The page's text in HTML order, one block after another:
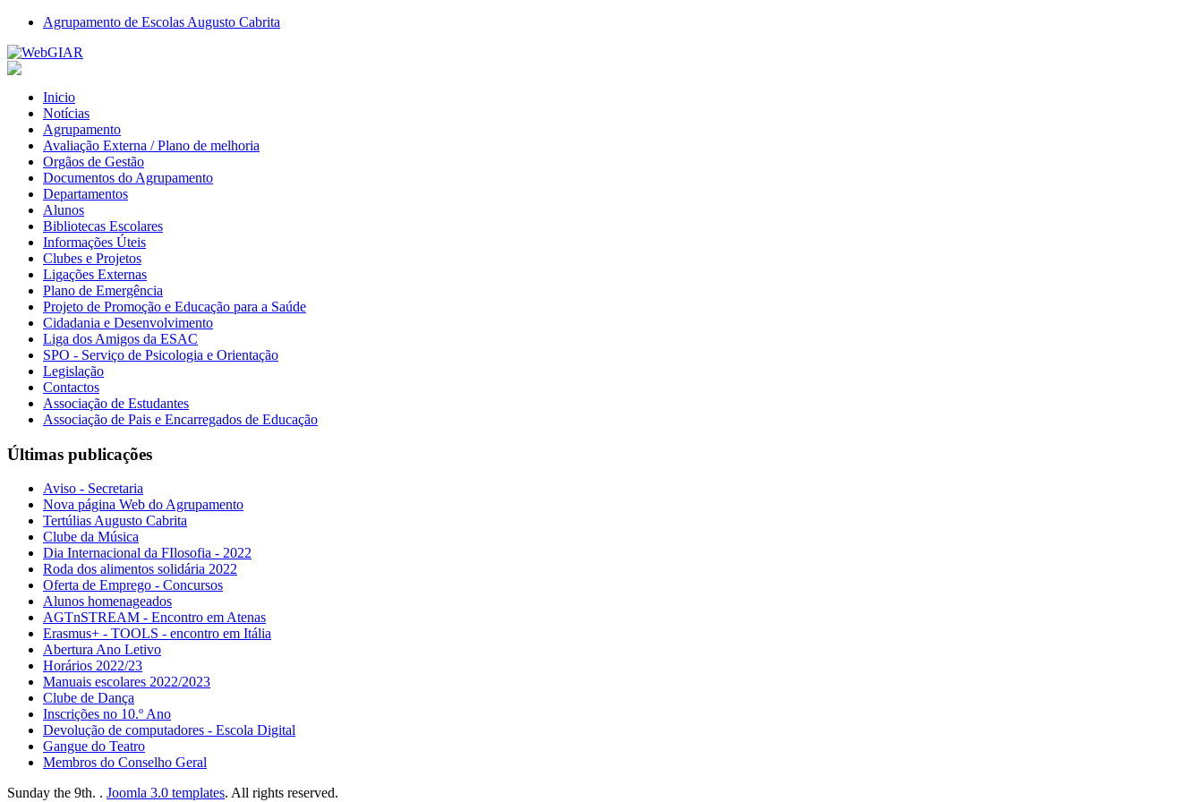
Agrupamento de Escolas Augusto Cabrita
Inicio
Notícias
Agrupamento
Avaliação Externa / Plano de melhoria
Orgãos de Gestão
Documentos do Agrupamento
Departamentos
Alunos
Bibliotecas Escolares
Informações Úteis
Clubes e Projetos
Ligações Externas
Plano de Emergência
Projeto de Promoção e Educação para a Saúde
Cidadania e Desenvolvimento
Liga dos Amigos da ESAC
SPO - Serviço de Psicologia e Orientação
Legislação
Contactos
Associação de Estudantes
Associação de Pais e Encarregados de Educação
Últimas publicações
Aviso - Secretaria
Nova página Web do Agrupamento
Tertúlias Augusto Cabrita
Clube da Música
Dia Internacional da FIlosofia - 2022
Roda dos alimentos solidária 2022
Oferta de Emprego - Concursos
Alunos homenageados
AGTnSTREAM - Encontro em Atenas
Erasmus+ - TOOLS - encontro em Itália
Abertura Ano Letivo
Horários 2022/23
Manuais escolares 2022/2023
Clube de Dança
Inscrições no 10.º Ano
Devolução de computadores - Escola Digital
Gangue do Teatro
Membros do Conselho Geral
Sunday the 9th. . Joomla 3.0 templates. All rights reserved.